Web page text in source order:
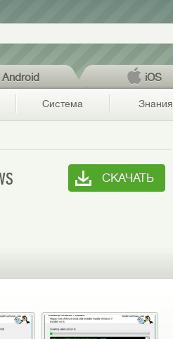
Android iOS
Система Знания
СКАЧАТЬ